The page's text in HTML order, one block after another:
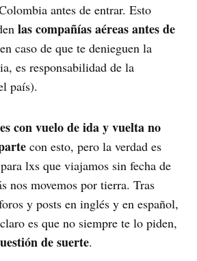
antes de entrar. Esto
las compañías aéreas antes de
caso de que te denieguen la
es responsabilidad de la
país).
con vuelo de ida y vuelta no
con esto, pero la verdad es
lxs que viajamos sin fecha de
nos movemos por tierra. Tras
y posts en inglés y en español,
es que no siempre te lo piden,
de suerte.